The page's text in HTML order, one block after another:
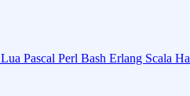
Lua Pascal Perl Bash Erlang Scala